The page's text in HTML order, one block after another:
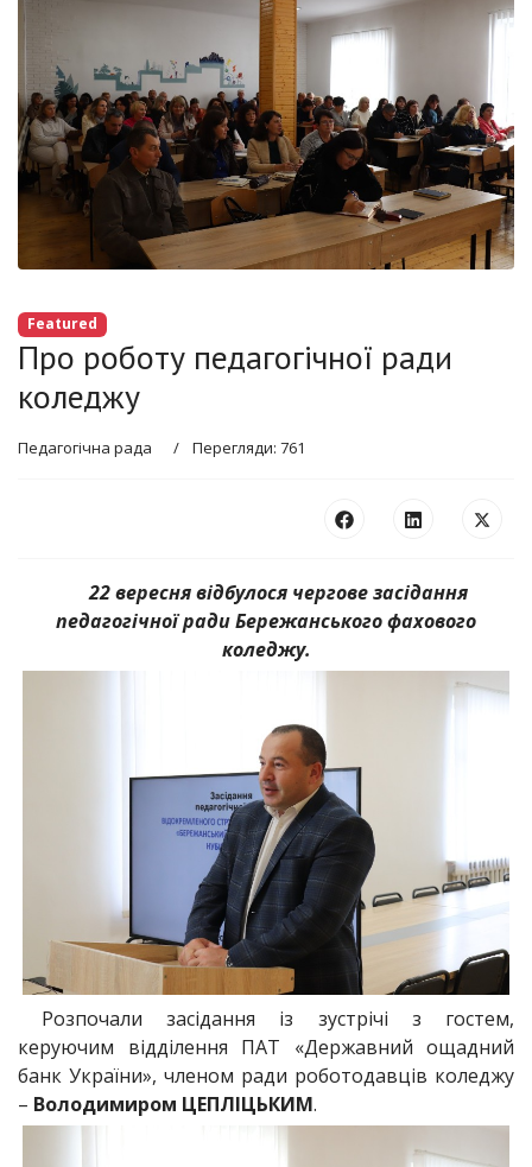
Featured
Про роботу педагогічної ради
коледжу
Педагогічна рада Перегляди: 761
22 вересня відбулося чергове засідання
педагогічної ради Бережанського фахового
коледжу.
Розпочали засідання із зустрічі з гостем,
керуючим відділення ПАТ «Державний ощадний
банк України», членом ради роботодавців коледжу
– Володимиром ЦЕПЛІЦЬКИМ.